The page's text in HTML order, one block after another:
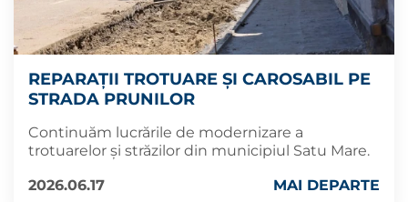
REPARAȚII TROTUARE ȘI CAROSABIL PE
STRADA PRUNILOR
Continuăm lucrările de modernizare a
trotuarelor și străzilor din municipiul Satu Mare.
2026.06.17
MAI DEPARTE